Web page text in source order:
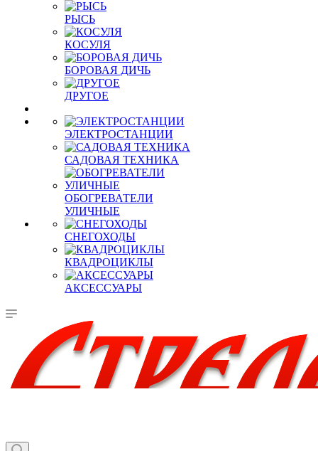
РЫСЬ
КОСУЛЯ
БОРОВАЯ ДИЧЬ
ДРУГОЕ
ЭЛЕКТРОСТАНЦИИ
САДОВАЯ ТЕХНИКА
ОБОГРЕВАТЕЛИ
УЛИЧНЫЕ
СНЕГОХОДЫ
КВАДРОЦИКЛЫ
АКСЕССУАРЫ